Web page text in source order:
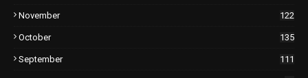
November 122
October 135
September 111